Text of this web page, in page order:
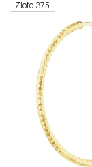
Złoto 375